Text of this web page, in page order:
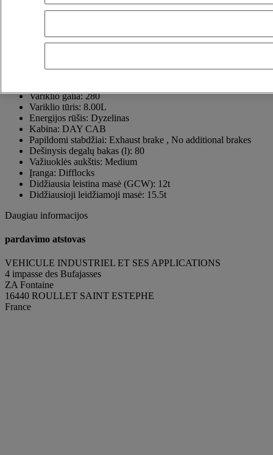
16440 ROULLET SAINT ESTEPHE
Jérémy GOMET
Variklio galia: 280
Variklio tūris: 8.00L
Energijos rūšis: Dyzelinas
Kabina: DAY CAB
Papildomi stabdžiai: Exhaust brake , No additional brakes
Dešinysis degalų bakas (l): 80
Važiuoklės aukštis: Medium
Įranga: Difflocks
Didžiausia leistina masė (GCW): 12t
Didžiausioji leidžiamoji masė: 15.5t
Daugiau informacijos
pardavimo atstovas
VEHICULE INDUSTRIEL ET SES APPLICATIONS
4 impasse des Bufajasses
ZA Fontaine
16440 ROULLET SAINT ESTEPHE
France